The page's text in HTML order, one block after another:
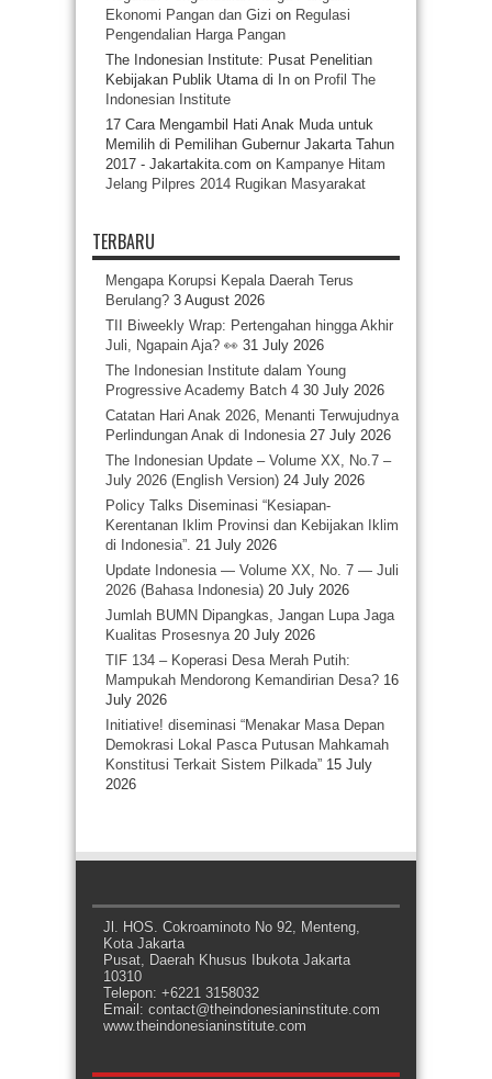
Ekonomi Pangan dan Gizi on Regulasi
Pengendalian Harga Pangan
The Indonesian Institute: Pusat Penelitian
Kebijakan Publik Utama di In on Profil The
Indonesian Institute
17 Cara Mengambil Hati Anak Muda untuk
Memilih di Pemilihan Gubernur Jakarta Tahun
2017 - Jakartakita.com on Kampanye Hitam
Jelang Pilpres 2014 Rugikan Masyarakat
TERBARU
Mengapa Korupsi Kepala Daerah Terus
Berulang? 3 August 2026
TII Biweekly Wrap: Pertengahan hingga Akhir
Juli, Ngapain Aja? 👀 31 July 2026
The Indonesian Institute dalam Young
Progressive Academy Batch 4 30 July 2026
Catatan Hari Anak 2026, Menanti Terwujudnya
Perlindungan Anak di Indonesia 27 July 2026
The Indonesian Update – Volume XX, No.7 –
July 2026 (English Version) 24 July 2026
Policy Talks Diseminasi “Kesiapan-
Kerentanan Iklim Provinsi dan Kebijakan Iklim
di Indonesia”. 21 July 2026
Update Indonesia — Volume XX, No. 7 — Juli
2026 (Bahasa Indonesia) 20 July 2026
Jumlah BUMN Dipangkas, Jangan Lupa Jaga
Kualitas Prosesnya 20 July 2026
TIF 134 – Koperasi Desa Merah Putih:
Mampukah Mendorong Kemandirian Desa? 16
July 2026
Initiative! diseminasi “Menakar Masa Depan
Demokrasi Lokal Pasca Putusan Mahkamah
Konstitusi Terkait Sistem Pilkada” 15 July
2026
Jl. HOS. Cokroaminoto No 92, Menteng,
Kota Jakarta
Pusat, Daerah Khusus Ibukota Jakarta
10310
Telepon: +6221 3158032
Email: contact@theindonesianinstitute.com
www.theindonesianinstitute.com